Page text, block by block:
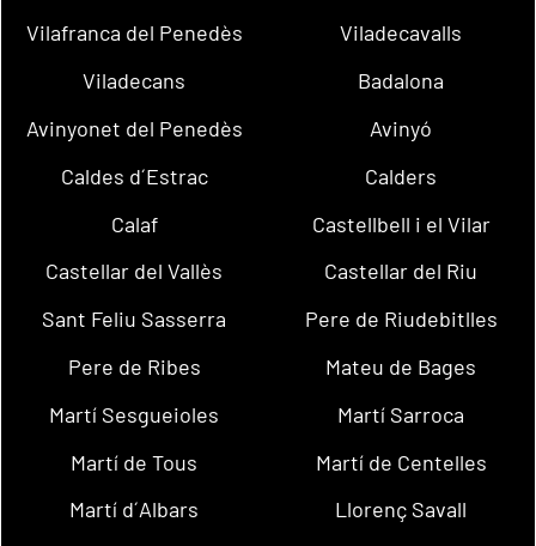
Vilafranca del Penedès
Viladecavalls
Viladecans
Badalona
Avinyonet del Penedès
Avinyó
Caldes d´Estrac
Calders
Calaf
Castellbell i el Vilar
Castellar del Vallès
Castellar del Riu
Sant Feliu Sasserra
Pere de Riudebitlles
Pere de Ribes
Mateu de Bages
Martí Sesgueioles
Martí Sarroca
Martí de Tous
Martí de Centelles
Martí d´Albars
Llorenç Savall